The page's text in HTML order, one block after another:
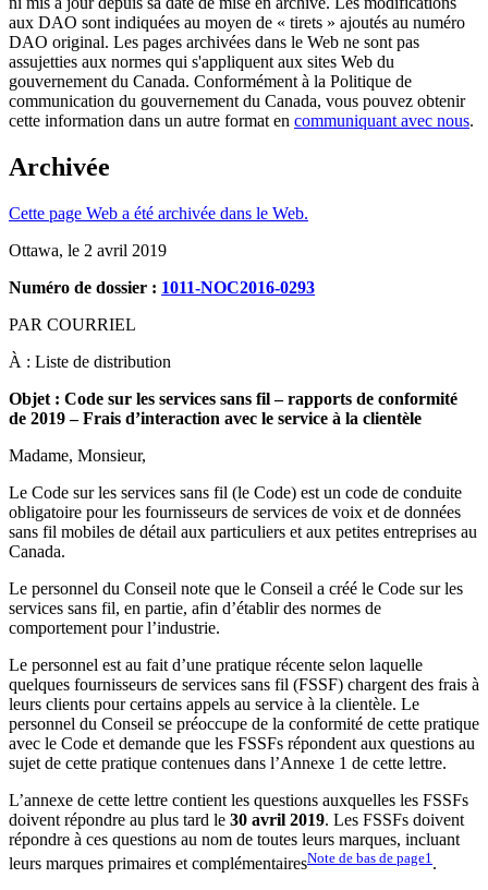
aux DAO sont indiquées au moyen de « tirets » ajoutés au numéro
DAO original. Les pages archivées dans le Web ne sont pas
assujetties aux normes qui s'appliquent aux sites Web du
gouvernement du Canada. Conformément à la Politique de
communication du gouvernement du Canada, vous pouvez obtenir
cette information dans un autre format en communiquant avec nous.
Archivée
Cette page Web a été archivée dans le Web.
Ottawa, le 2 avril 2019
Numéro de dossier : 1011-NOC2016-0293
PAR COURRIEL
À : Liste de distribution
Objet : Code sur les services sans fil – rapports de conformité
de 2019 – Frais d’interaction avec le service à la clientèle
Madame, Monsieur,
Le Code sur les services sans fil (le Code) est un code de conduite
obligatoire pour les fournisseurs de services de voix et de données
sans fil mobiles de détail aux particuliers et aux petites entreprises au
Canada.
Le personnel du Conseil note que le Conseil a créé le Code sur les
services sans fil, en partie, afin d’établir des normes de
comportement pour l’industrie.
Le personnel est au fait d’une pratique récente selon laquelle
quelques fournisseurs de services sans fil (FSSF) chargent des frais à
leurs clients pour certains appels au service à la clientèle. Le
personnel du Conseil se préoccupe de la conformité de cette pratique
avec le Code et demande que les FSSFs répondent aux questions au
sujet de cette pratique contenues dans l’Annexe 1 de cette lettre.
L’annexe de cette lettre contient les questions auxquelles les FSSFs
doivent répondre au plus tard le 30 avril 2019. Les FSSFs doivent
répondre à ces questions au nom de toutes leurs marques, incluant
leurs marques primaires et complémentairesNote de bas de page1 .